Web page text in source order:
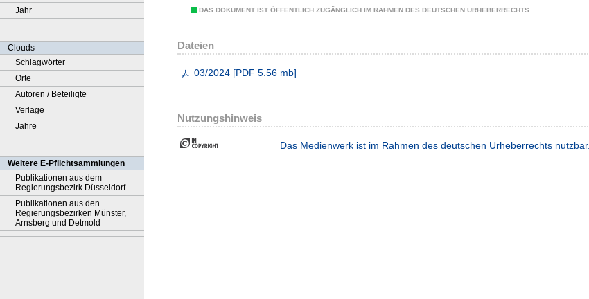
Jahr
Clouds
Schlagwörter
Orte
Autoren / Beteiligte
Verlage
Jahre
Weitere E-Pflichtsammlungen
Publikationen aus dem
Regierungsbezirk Düsseldorf
Publikationen aus den
Regierungsbezirken Münster,
Arnsberg und Detmold
DAS DOKUMENT IST ÖFFENTLICH ZUGÄNGLICH IM RAHMEN DES DEUTSCHEN URHEBERRECHTS.
Dateien
03/2024 [PDF 5.56 mb]
Nutzungshinweis
Das Medienwerk ist im Rahmen des deutschen Urheberrechts nutzbar.